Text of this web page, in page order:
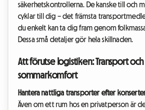
säkerhetskontrollerna. De kanske till och
cyklar till dig – det främsta
du enkelt kan ta dig fram genom
Dessa små detaljer gör hela skillnaden.
Att förutse logistiken: Transport och
sommarkomfort
Hantera nattliga transporter efter
Även om ett rum hos en privatperson är